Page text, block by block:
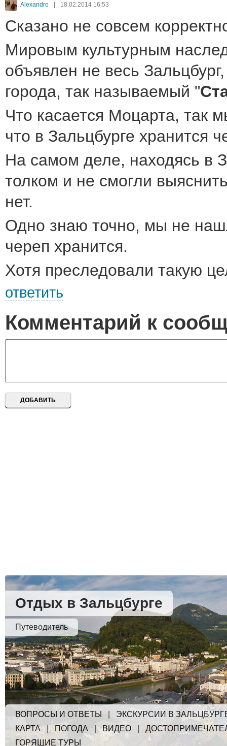
Alexandro | 18.02.2014 16:53
Сказано не совсем
Мировым культурным
объявлен не весь
города, так называемый "
Что касается Моцарта, так
что в Зальцбурге хранится
На самом деле, находясь в
толком и не смогли
нет.
Одно знаю точно, мы не
череп хранится.
Хотя преследовали такую
ответить
Комментарий к
Отдых в Зальцбурге
Путеводитель
ВОПРОСЫ И ОТВЕТЫ
ЭКСКУРСИИ В
КАРТА| ПОГОДА |ВИДЕО
ГОРЯЩИЕ ТУРЫ